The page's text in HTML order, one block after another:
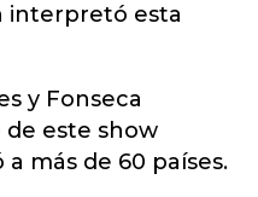
interpretó esta
y Fonseca
este show
más de 60 países.